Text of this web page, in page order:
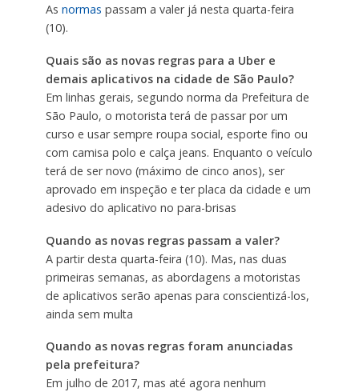
As normas passam a valer já nesta quarta-feira
(10).
Quais são as novas regras para a Uber e
demais aplicativos na cidade de São Paulo?
Em linhas gerais, segundo norma da Prefeitura de
São Paulo, o motorista terá de passar por um
curso e usar sempre roupa social, esporte fino ou
com camisa polo e calça jeans. Enquanto o veículo
terá de ser novo (máximo de cinco anos), ser
aprovado em inspeção e ter placa da cidade e um
adesivo do aplicativo no para-brisas
Quando as novas regras passam a valer?
A partir desta quarta-feira (10). Mas, nas duas
primeiras semanas, as abordagens a motoristas
de aplicativos serão apenas para conscientizá-los,
ainda sem multa
Quando as novas regras foram anunciadas
pela prefeitura?
Em julho de 2017, mas até agora nenhum